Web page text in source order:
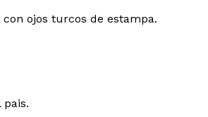
ojos turcos de estampa.
pais.